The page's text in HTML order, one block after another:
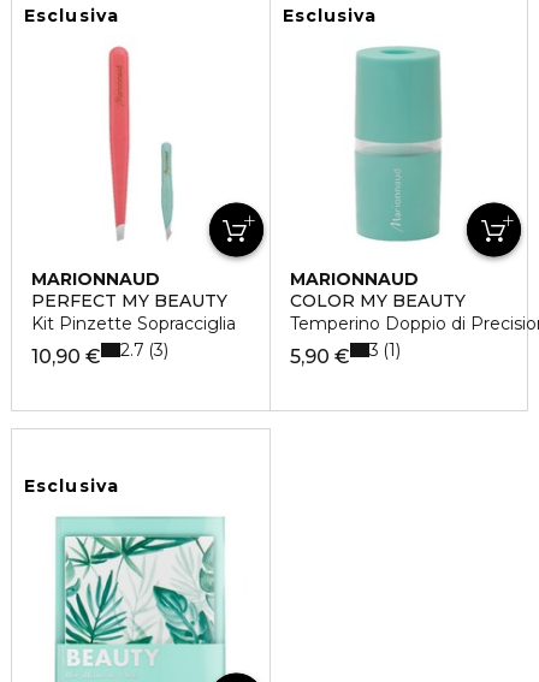
Esclusiva
MARIONNAUD
PERFECT MY BEAUTY
Kit Pinzette Sopracciglia
10,90 € 2.7 3
Esclusiva
MARIONNAUD
COLOR MY BEAUTY
Temperino Doppio di
5,90 € 3 1
Esclusiva